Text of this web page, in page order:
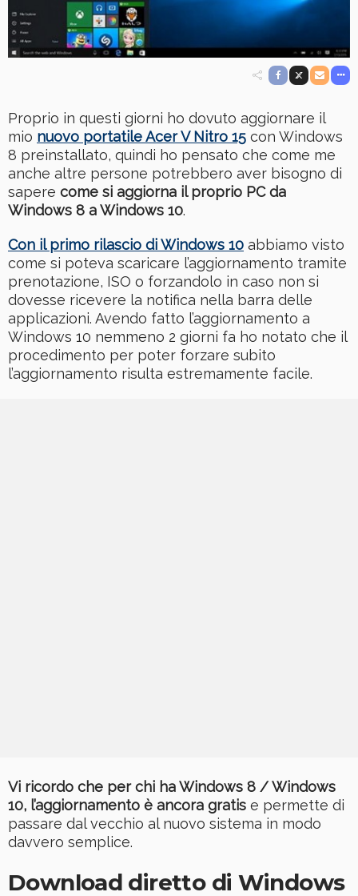
Proprio in questi giorni ho dovuto aggiornare il
mio nuovo portatile Acer V Nitro 15 con Windows
8 preinstallato, quindi ho pensato che come me
anche altre persone potrebbero aver bisogno di
sapere come si aggiorna il proprio PC da
Windows 8 a Windows 10.
Con il primo rilascio di Windows 10 abbiamo visto
come si poteva scaricare l’aggiornamento tramite
prenotazione, ISO o forzandolo in caso non si
dovesse ricevere la notifica nella barra delle
applicazioni. Avendo fatto l’aggiornamento a
Windows 10 nemmeno 2 giorni fa ho notato che il
procedimento per poter forzare subito
l’aggiornamento risulta estremamente facile.
Vi ricordo che per chi ha Windows 8 / Windows
10, l’aggiornamento è ancora gratis e permette di
passare dal vecchio al nuovo sistema in modo
davvero semplice.
Download diretto di Windows